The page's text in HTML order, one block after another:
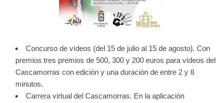
Concurso de vídeos (del 15 de julio al 15 de agosto). Con
premios tres premios de 500, 300 y 200 euros para vídeos del
Cascamorras con edición y una duración de entre 2 y 8
minutos.
Carrera virtual del Cascamorras. En la aplicación